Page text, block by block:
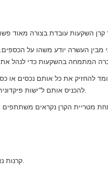
העשרה יודע משהו על הכספים.
להחזיק את כל אותם נכסים או